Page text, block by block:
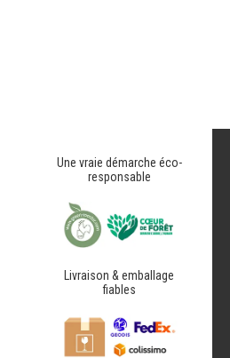
Une vraie démarche éco-
responsable
Livraison & emballage
fiables